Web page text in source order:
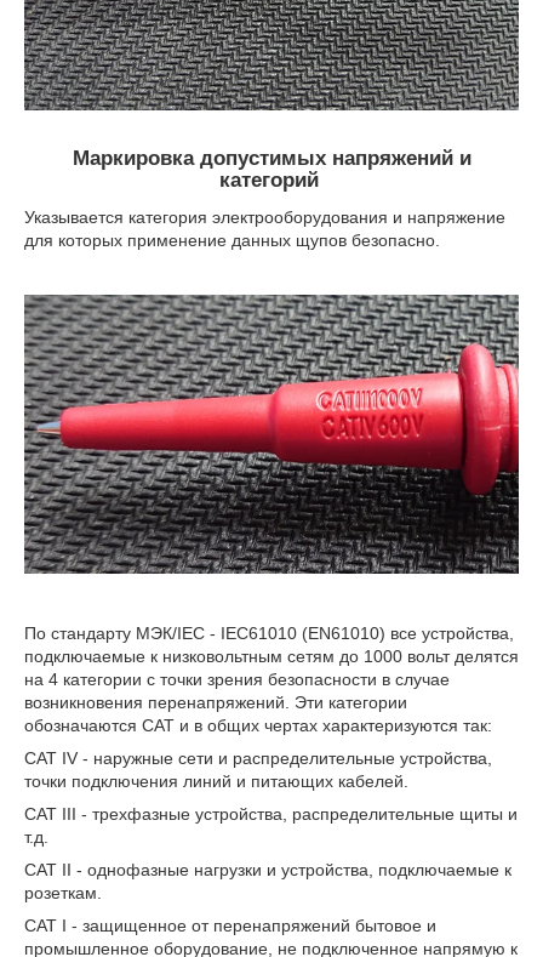
Маркировка допустимых напряжений и
категорий
Указывается категория электрооборудования и напряжение
для которых применение данных щупов безопасно.
По стандарту МЭК/IEC - IEC61010 (EN61010) все устройства,
подключаемые к низковольтным сетям до 1000 вольт делятся
на 4 категории с точки зрения безопасности в случае
возникновения перенапряжений. Эти категории
обозначаются CAT и в общих чертах характеризуются так:
CAT IV - наружные сети и распределительные устройства,
точки подключения линий и питающих кабелей.
CAT III - трехфазные устройства, распределительные щиты и
т.д.
CAT II - однофазные нагрузки и устройства, подключаемые к
розеткам.
CAT I - защищенное от перенапряжений бытовое и
промышленное оборудование, не подключенное напрямую к